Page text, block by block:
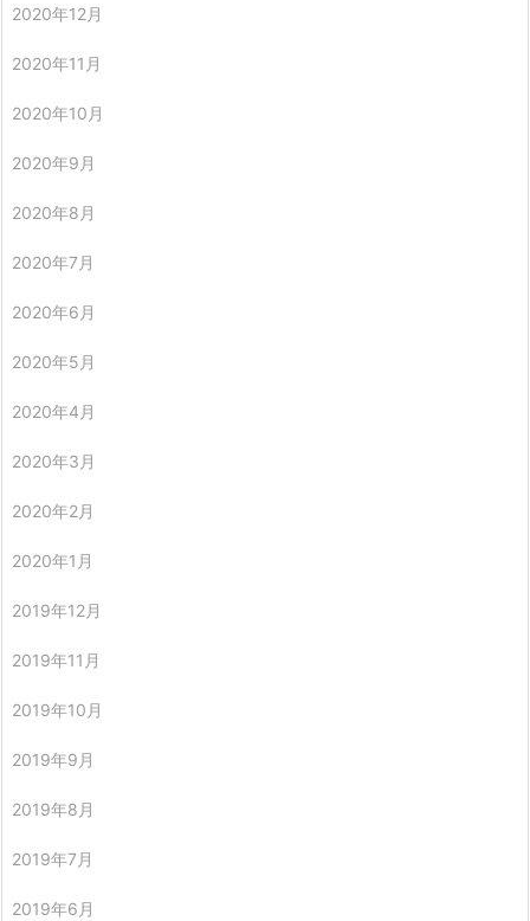
2020年12月
2020年11月
2020年10月
2020年9月
2020年8月
2020年7月
2020年6月
2020年5月
2020年4月
2020年3月
2020年2月
2020年1月
2019年12月
2019年11月
2019年10月
2019年9月
2019年8月
2019年7月
2019年6月